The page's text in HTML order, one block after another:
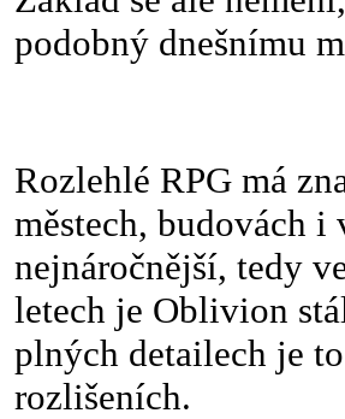
podobný dnešnímu
Rozlehlé RPG má
městech, budovách
nejnáročnější, tedy
letech je Oblivion
plných detailech je
rozlišeních.